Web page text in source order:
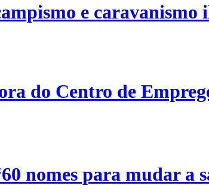
e caravanismo
do Centro de
nomes para mudar a